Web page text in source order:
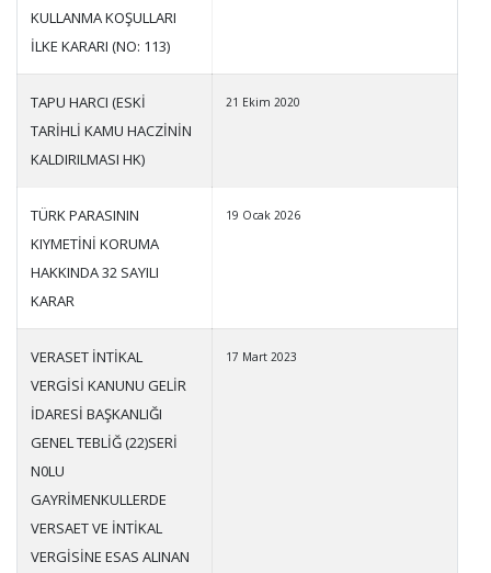
KULLANMA KOŞULLARI
İLKE KARARI (NO: 113)
TAPU HARCI (ESKİ
TARİHLİ KAMU HACZİNİN
KALDIRILMASI HK)
21 Ekim 2020
TÜRK PARASININ
KIYMETİNİ KORUMA
HAKKINDA 32 SAYILI
KARAR
19 Ocak 2026
VERASET İNTİKAL
VERGİSİ KANUNU GELİR
İDARESİ BAŞKANLIĞI
GENEL TEBLİĞ (22)SERİ
N0LU
GAYRİMENKULLERDE
VERSAET VE İNTİKAL
VERGİSİNE ESAS ALINAN
17 Mart 2023